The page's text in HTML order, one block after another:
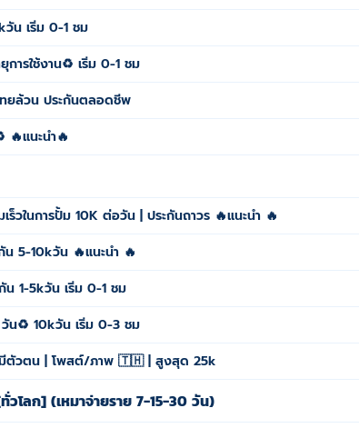
วัน เริ่ม 0-1 ชม
การใช้งาน♻️ เริ่ม 0-1 ชม
ทยล้วน ประกันตลอดชีพ
แนะนำ🔥
วในการปั้ม 10K ต่อวัน | ประกันถาวร 🔥แนะนำ 🔥
5-10kวัน 🔥แนะนำ 🔥
1-5kวัน เริ่ม 0-1 ชม
น♻️ 10kวัน เริ่ม 0-3 ชม
มีตัวตน | โพสต์/ภาพ 🇹🇭 | สูงสุด 25k
ลก] (เหมาจ่ายราย 7-15-30 วัน)